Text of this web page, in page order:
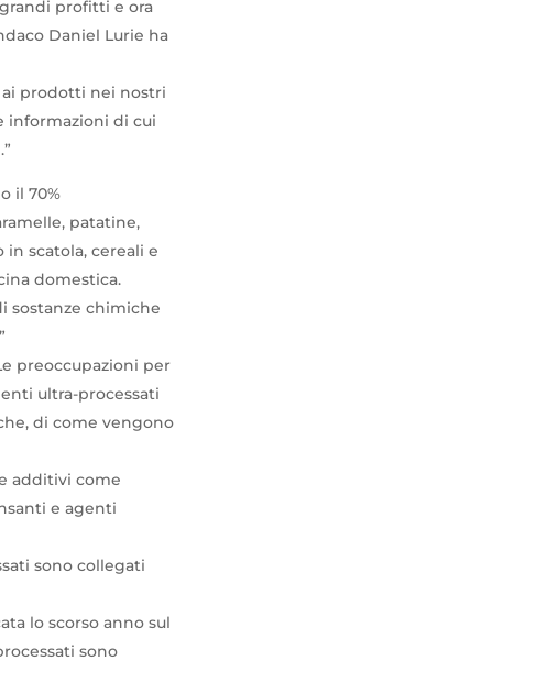
profitti e ora
Daniel Lurie ha
prodotti nei nostri
informazioni di cui
il 70%
patatine,
scatola, cereali e
domestica.
sostanze chimiche
preoccupazioni per
ultra-processati
di come vengono
additivi come
e agenti
sono collegati
lo scorso anno sul
sono